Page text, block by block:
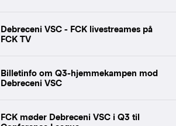
Debreceni VSC - FCK livestreames på
FCK TV
Billetinfo om Q3-hjemmekampen mod
Debreceni VSC
FCK møder Debreceni VSC i Q3 til